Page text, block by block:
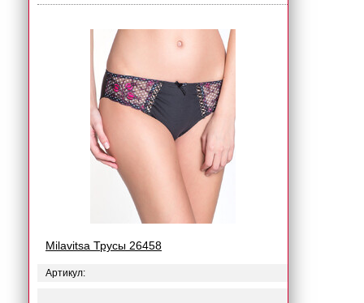
Milavitsa Трусы 26458
Артикул: